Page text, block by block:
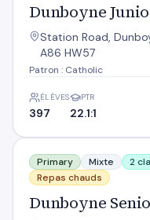
Dunboyne
Station Road,
A86 HW57
Patron : Catholic
ÉLÈVES
397
PTR
22.1:1
Dunboyne Senior N S
Primary Mixte
2
Repas chauds
Dunboyne